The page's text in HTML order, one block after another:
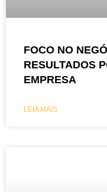
FOCO NO
RESULTADOS
EMPRESA
LEIA MAIS